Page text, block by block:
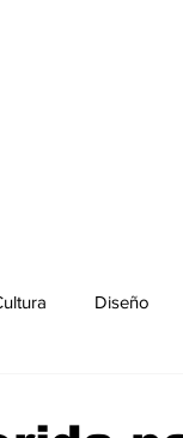
Diseño